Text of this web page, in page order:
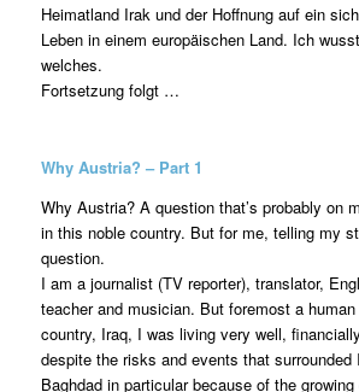
Heimatland Irak und der Hoffnung auf ein
Leben in einem europäischen Land. Ich
welches.
Fortsetzung folgt …
Why Austria? – Part 1
Why Austria? A question that’s probably on
in this noble country. But for me, telling my
question.
I am a journalist (TV reporter), translator,
teacher and musician. But foremost a
country, Iraq, I was living very well,
despite the risks and events that surrounded
Baghdad in particular because of the